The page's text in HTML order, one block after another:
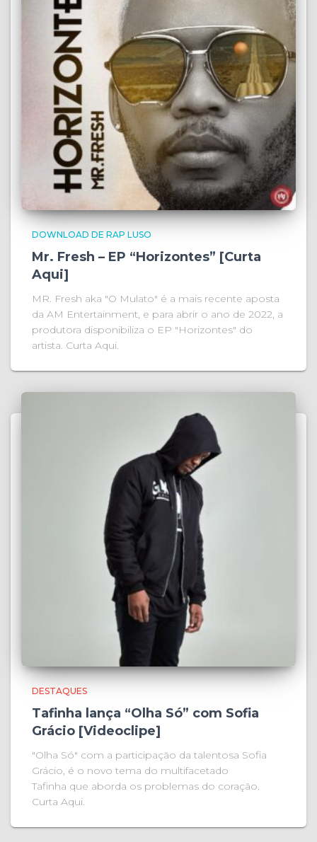
DOWNLOAD DE RAP LUSO
Mr. Fresh – EP “Horizontes” [Curta
Aqui]
MR. Fresh aka "O Mulato" é a mais recente aposta
da AM Entertainment, e para abrir o ano de 2022, a
produtora disponibiliza o EP "Horizontes" do
artista. Curta Aqui.
DESTAQUES
Tafinha lança “Olha Só” com Sofia
Grácio [Videoclipe]
"Olha Só" com a participação da talentosa Sofia
Grácio, é o novo tema do multifacetado
Tafinha que aborda os problemas do coração.
Curta Aqui.